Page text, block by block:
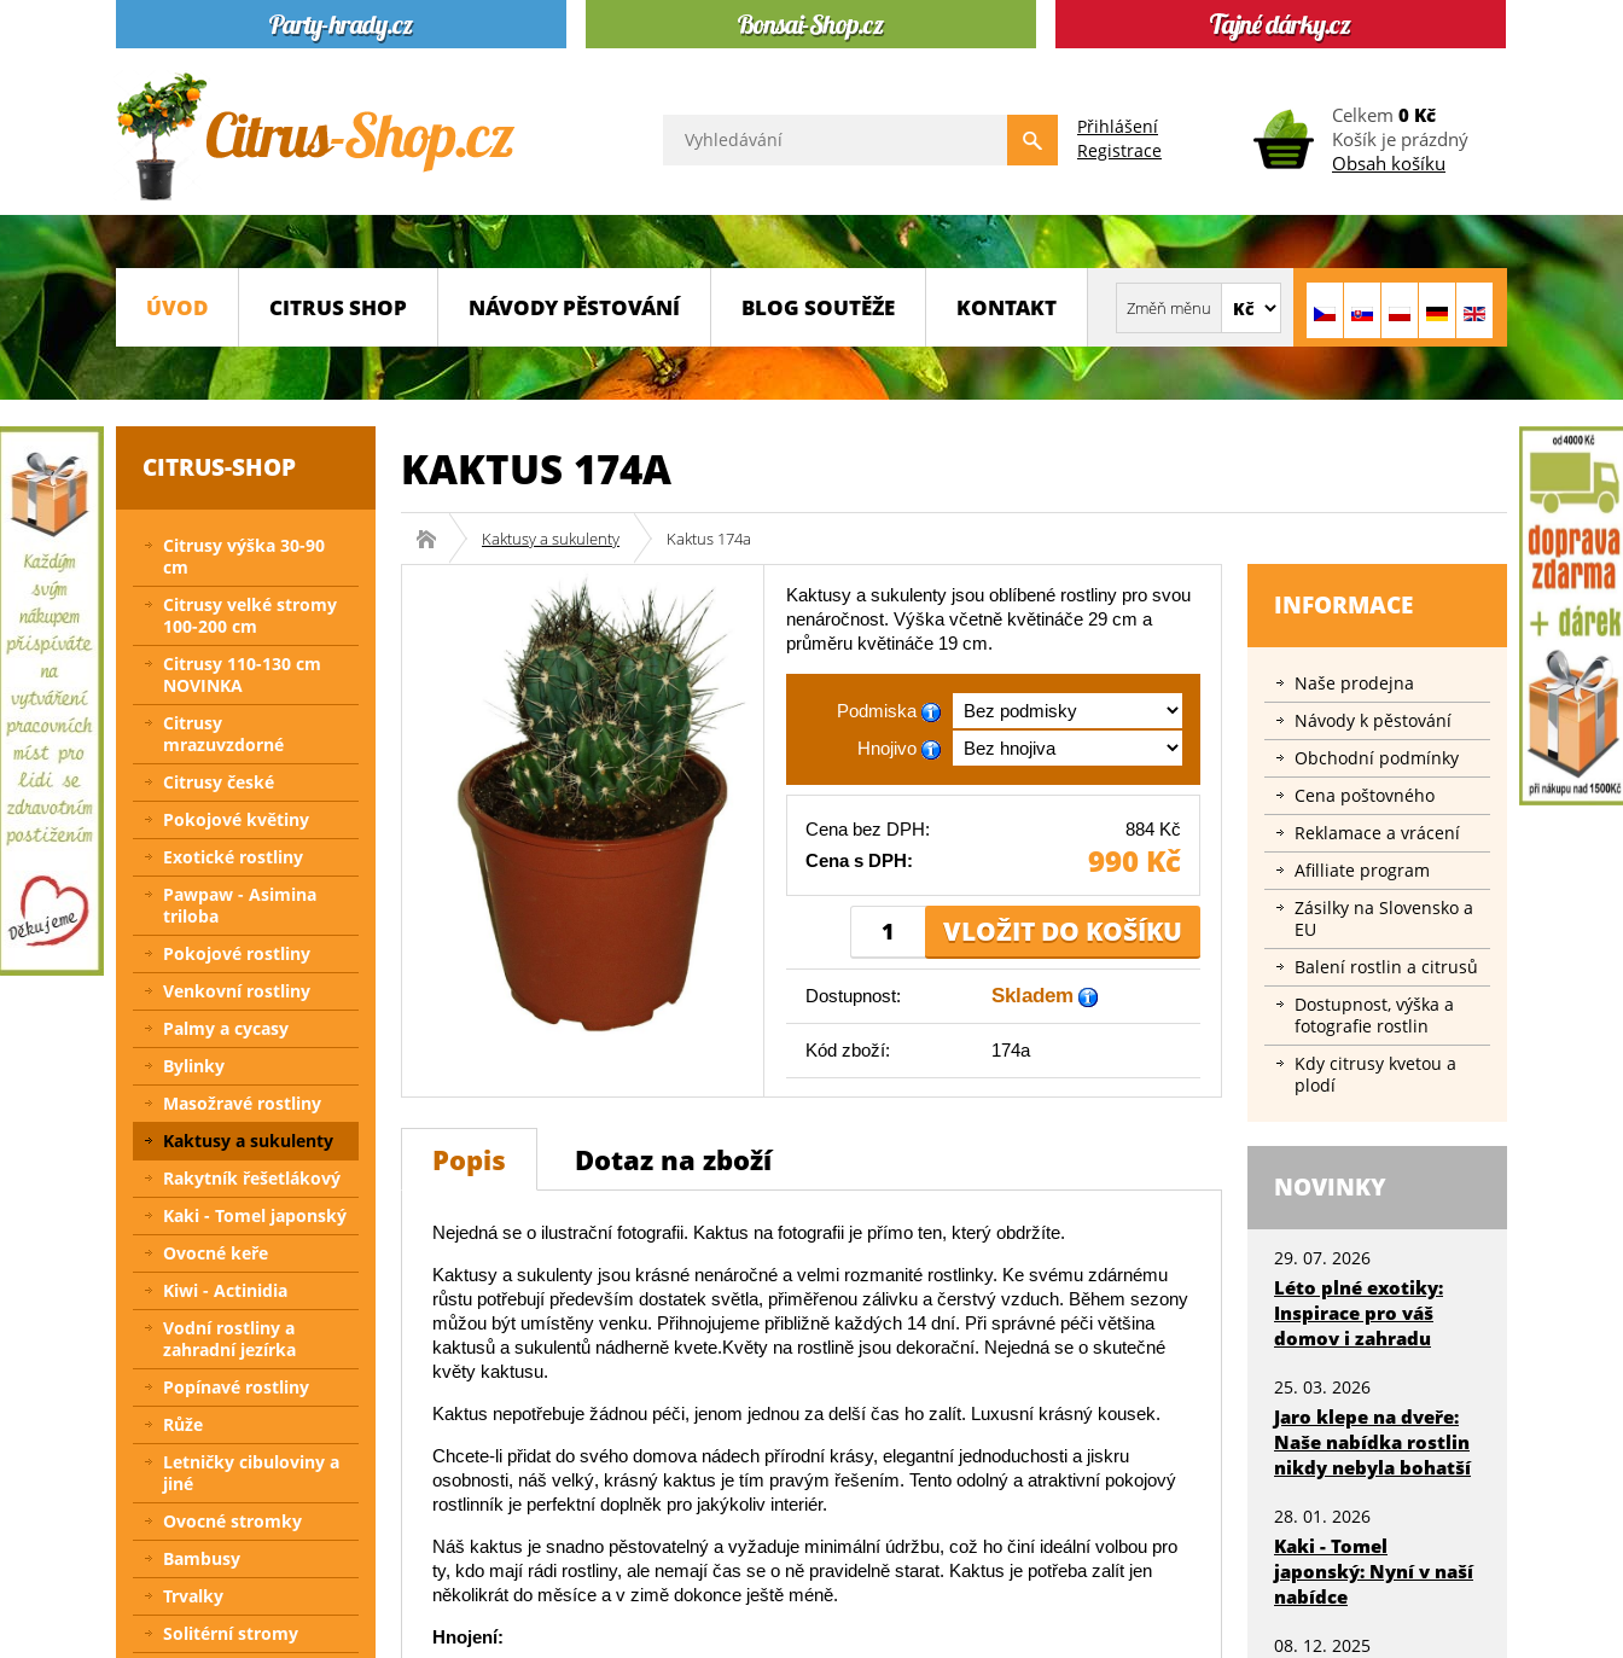
Přihlášení
Registrace
Celkem 0 Kč
Košík je prázdný
Obsah košíku
ÚVOD CITRUS SHOP NÁVODY PĚSTOVÁNÍ BLOG SOUTĚŽE KONTAKT
KAKTUS 174A
Kaktusy a sukulenty Kaktus 174a
Kaktusy a sukulenty jsou oblíbené rostliny pro svou
nenáročnost. Výška včetně květináče 29 cm a
průměru květináče 19 cm.
Podmiska
Hnojivo
Cena bez DPH:
884 Kč
Cena s DPH:
990 Kč
Dostupnost: Skladem
Kód zboží: 174a
Popis Dotaz na zboží
Nejedná se o ilustrační fotografii. Kaktus na fotografii je přímo ten, který obdržíte.
Kaktusy a sukulenty jsou krásné nenáročné a velmi rozmanité rostlinky. Ke svému zdárnému
růstu potřebují především dostatek světla, přiměřenou zálivku a čerstvý vzduch. Během sezony
můžou být umístěny venku. Přihnojujeme přibližně každých 14 dní. Při správné péči většina
kaktusů a sukulentů nádherně kvete.Květy na rostlině jsou dekorační. Nejedná se o skutečné
květy kaktusu.
Kaktus nepotřebuje žádnou péči, jenom jednou za delší čas ho zalít. Luxusní krásný kousek.
Chcete-li přidat do svého domova nádech přírodní krásy, elegantní jednoduchosti a jiskru
osobnosti, náš velký, krásný kaktus je tím pravým řešením. Tento odolný a atraktivní pokojový
rostlinník je perfektní doplněk pro jakýkoliv interiér.
Náš kaktus je snadno pěstovatelný a vyžaduje minimální údržbu, což ho činí ideální volbou pro
ty, kdo mají rádi rostliny, ale nemají čas se o ně pravidelně starat. Kaktus je potřeba zalít jen
několikrát do měsíce a v zimě dokonce ještě méně.
Hnojení:
INFORMACE
Naše prodejna
Návody k pěstování
Obchodní podmínky
Cena poštovného
Reklamace a vrácení
Afilliate program
Zásilky na Slovensko a
EU
Balení rostlin a citrusů
Dostupnost, výška a
fotografie rostlin
Kdy citrusy kvetou a
plodí
NOVINKY
29. 07. 2026
Léto plné exotiky:
Inspirace pro váš
domov i zahradu
25. 03. 2026
Jaro klepe na dveře:
Naše nabídka rostlin
nikdy nebyla bohatší
28. 01. 2026
Kaki - Tomel
japonský: Nyní v naší
nabídce
08. 12. 2025
CITRUS-SHOP
Citrusy výška 30-90
cm
Citrusy velké stromy
100-200 cm
Citrusy 110-130 cm
NOVINKA
Citrusy
mrazuvzdorné
Citrusy české
Pokojové květiny
Exotické rostliny
Pawpaw - Asimina
triloba
Pokojové rostliny
Venkovní rostliny
Palmy a cycasy
Bylinky
Masožravé rostliny
Kaktusy a sukulenty
Rakytník řešetlákový
Kaki - Tomel japonský
Ovocné keře
Kiwi - Actinidia
Vodní rostliny a
zahradní jezírka
Popínavé rostliny
Růže
Letničky cibuloviny a
jiné
Ovocné stromky
Bambusy
Trvalky
Solitérní stromy